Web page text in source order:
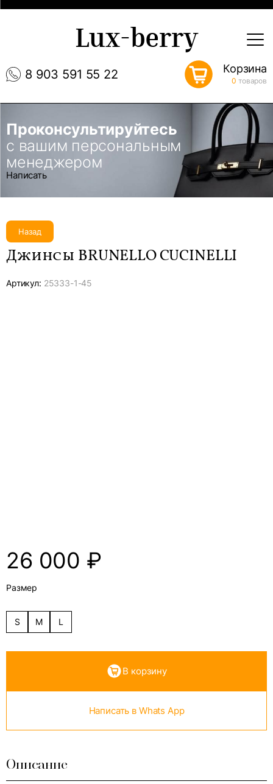
8 903 591 55 22
Lux-berry
Корзина
0 товаров
Проконсультируйтесь
с вашим персональным
менеджером
Написать
Назад
Джинсы BRUNELLO CUCINELLI
Артикул: 25333-1-45
26 000 ₽
Размер
S M L
В корзину
Написать в Whats App
Описание